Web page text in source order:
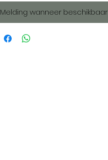
Melding wanneer beschikbaar